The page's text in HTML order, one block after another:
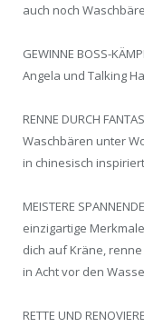
auch noch
GEWINNE BOSS-
Angela und Talking
RENNE DURCH
Waschbären unter
in chinesisch
MEISTERE
einzigartige
dich auf Kräne,
in Acht vor den
RETTE UND